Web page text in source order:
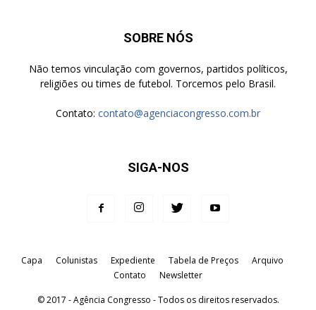
SOBRE NÓS
Não temos vinculação com governos, partidos políticos,
religiões ou times de futebol. Torcemos pelo Brasil.
Contato: contato@agenciacongresso.com.br
SIGA-NOS
Capa Colunistas Expediente Tabela de Preços
Arquivo
Contato
Newsletter
© 2017 - Agência Congresso - Todos os direitos reservados.